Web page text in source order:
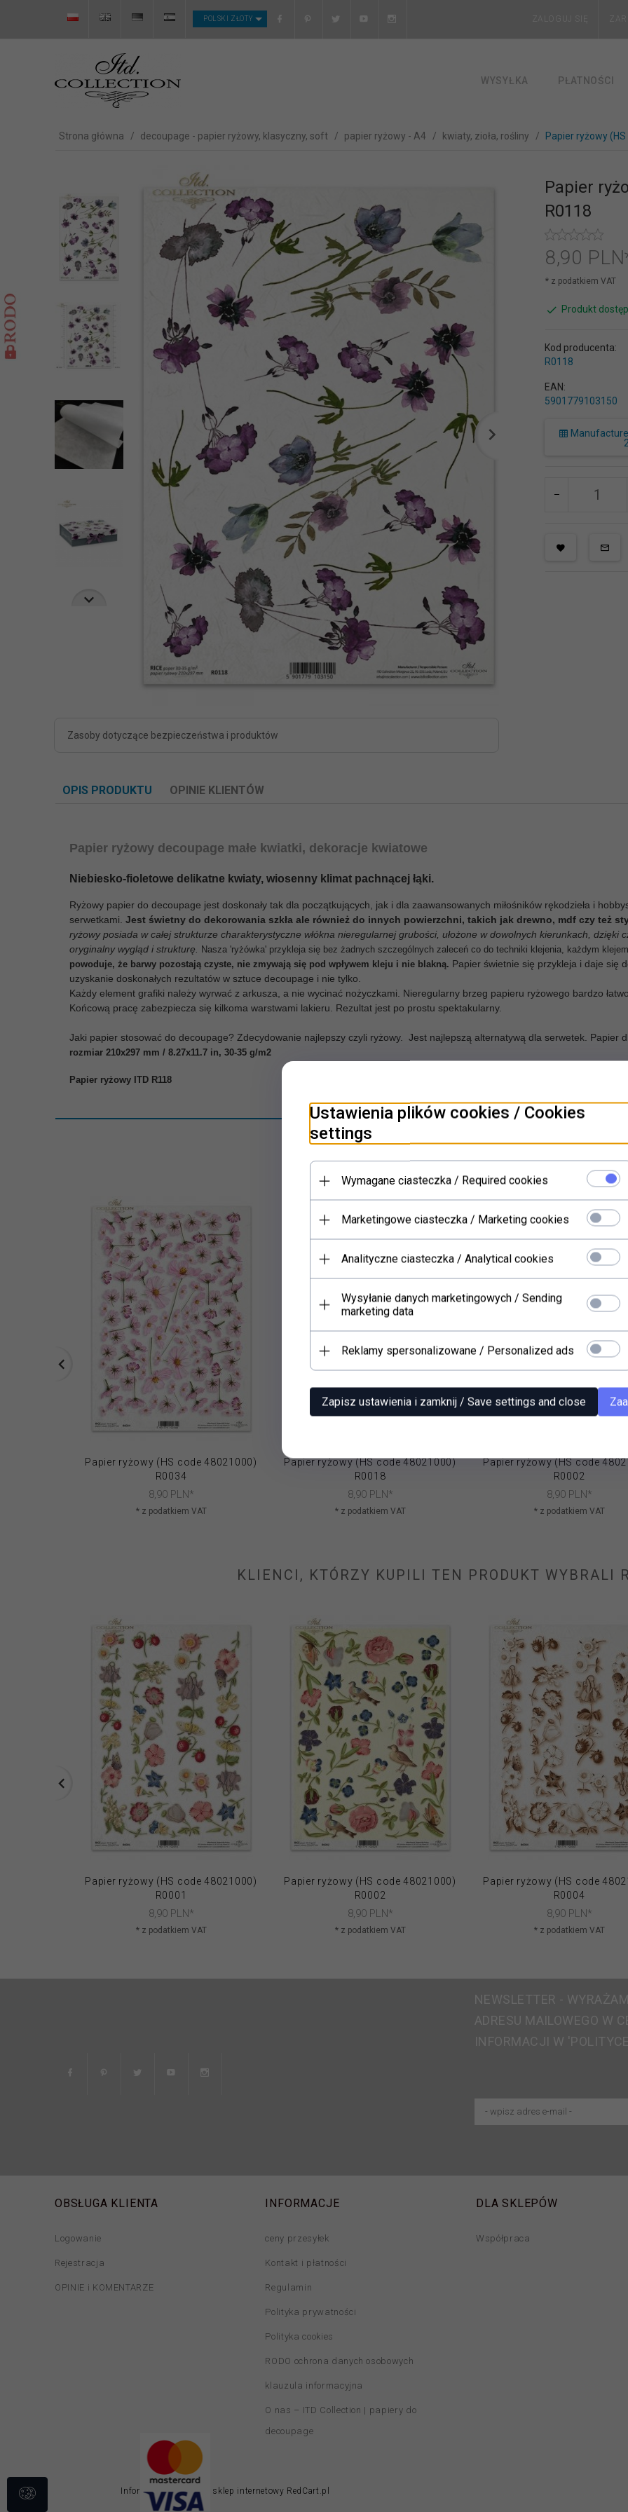
CURRENCY_H
POLSKI ZŁOTY ZALOGUJ SIĘ
WYSYŁKA PŁATNOŚCI
Strona główna decoupage - papier ryżowy, klasyczny, soft papier ryżowy - A4 kwiaty, zioła, rośliny Papier ryżowy
Zasoby dotyczące bezpieczeństwa i produktów
Papier
R0118
8,90
* z podatkiem VAT
Produkt
Kod producenta:
R0118
EAN:
5901779103150
OPIS PRODUKTU OPINIE KLIENTÓW
Papier ryżowy decoupage małe kwiatki, dekoracje kwiatowe
Niebiesko-fioletowe delikatne kwiaty, wiosenny klimat pachnącej łąki.
Ryżowy papier do decoupage jest doskonały tak dla początkujących, jak i dla zaawansowanych miłośników rękodzieła i
serwetkami. Jest świetny do dekorowania szkła ale również do innych powierzchni, takich jak drewno, mdf czy też
ryżowy posiada w całej strukturze charakterystyczne włókna nieregularnej grubości, ułożone w dowolnych kierunkach,
oryginalny wygląd i strukturę. Nasza 'ryżówka' przykleja się bez żadnych szczególnych zaleceń co do techniki klejenia, każdym klejem
powoduje, że barwy pozostają czyste, nie zmywają się pod wpływem kleju i nie blakną. Papier świetnie się przykleja i daje się
uzyskanie doskonałych rezultatów w sztuce decoupage i nie tylko.
Każdy element grafiki należy wyrwać z arkusza, a nie wycinać nożyczkami. Nieregularny brzeg papieru ryżowego bardzo
Końcową pracę zabezpiecza się kilkoma warstwami lakieru. Rezultat jest po prostu spektakularny.
Jaki papier stosować do decoupage? Zdecydowanie najlepszy czyli ryżowy. Jest najlepszą alternatywą dla serwetek. Papier
rozmiar 210x297 mm / 8.27x11.7 in, 30-35 g/m2
Papier ryżowy ITD R118
PRODUKTY POWIĄZANE
Papier ryżowy (HS code 48021000)
R0034
8,90 PLN*
* z podatkiem VAT
Papier ryżowy (HS code 48021000)
R0018
8,90 PLN*
* z podatkiem VAT
Papier ryżowy (HS code
R0002
8,90 PLN*
* z podatkiem VAT
KLIENCI, KTÓRZY KUPILI TEN PRODUKT WYBRALI
Papier ryżowy (HS code 48021000)
R0001
8,90 PLN*
* z podatkiem VAT
Papier ryżowy (HS code 48021000)
R0002
8,90 PLN*
* z podatkiem VAT
Papier ryżowy (HS code
R0004
8,90 PLN*
* z podatkiem VAT
NEWSLETTER -
ADRESU MAILOWEGO W
INFORMACJI W
OBSŁUGA KLIENTA
Logowanie
Rejestracja
OPINIE i KOMENTARZE
INFORMACJE
ceny przesyłek
Kontakt i płatności
Regulamin
Polityka prywatności
Polityka cookies
RODO ochrona danych osobowych
klauzula informacyjna
O nas – ITD Collection | papiery do
decoupage
DLA SKLEPÓW
Współpraca
Informacja o cookies sklep internetowy RedCart.pl
Ustawienia plików cookies / Cookies
settings
Wymagane ciasteczka / Required cookies
Marketingowe ciasteczka / Marketing cookies
Analityczne ciasteczka / Analytical cookies
Wysyłanie danych marketingowych / Sending
marketing data
Reklamy spersonalizowane / Personalized ads
Zapisz ustawienia i zamknij / Save settings and close